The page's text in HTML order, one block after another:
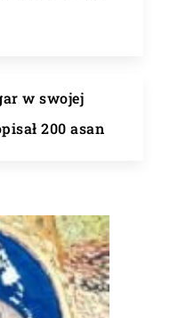
w swojej
200 asan